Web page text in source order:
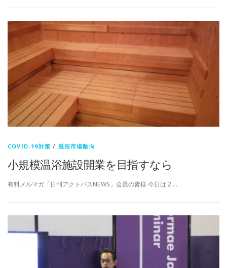
COVID-19対策 / 温浴市場動向
小規模温浴施設開業を目指すなら
有料メルマガ「日刊アクトパスNEWS」会員の皆様 今日は 2 …